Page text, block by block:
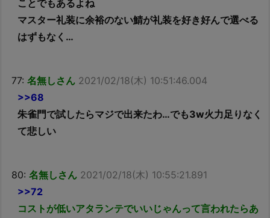
ことでもあるよね
マスター礼装に余裕のない鯖が礼装を好き好んで選べる
はずもなく…
77: 名無しさん 2021/02/18(木) 10:51:46.004
>>68
朱雀門で試したらマジで出来たわ…でも3w火力足りなく
て悲しい
80: 名無しさん 2021/02/18(木) 10:55:21.891
>>72
コストが低いアタランテでいいじゃんって言われたらあ